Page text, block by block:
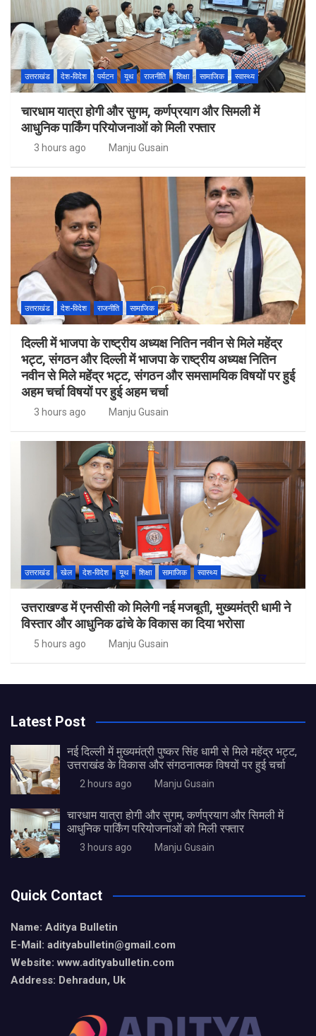
उत्तराखंड देश-विदेश पर्यटन यूथ राजनीति शिक्षा सामाजिक स्वास्थ्य
चारधाम यात्रा होगी और सुगम, कर्णप्रयाग और सिमली में
आधुनिक पार्किंग परियोजनाओं को मिली रफ्तार
3 hours ago Manju Gusain
उत्तराखंड देश-विदेश राजनीति सामाजिक
दिल्ली में भाजपा के राष्ट्रीय अध्यक्ष नितिन नवीन से मिले महेंद्र
भट्ट, संगठन और दिल्ली में भाजपा के राष्ट्रीय अध्यक्ष नितिन
नवीन से मिले महेंद्र भट्ट, संगठन और समसामयिक विषयों पर हुई
अहम चर्चा विषयों पर हुई अहम चर्चा
3 hours ago Manju Gusain
उत्तराखंड खेल देश-विदेश यूथ शिक्षा सामाजिक स्वास्थ्य
उत्तराखण्ड में एनसीसी को मिलेगी नई मजबूती, मुख्यमंत्री धामी ने
विस्तार और आधुनिक ढांचे के विकास का दिया भरोसा
5 hours ago Manju Gusain
Latest Post
नई दिल्ली में मुख्यमंत्री पुष्कर सिंह धामी से मिले महेंद्र भट्ट,
उत्तराखंड के विकास और संगठनात्मक विषयों पर हुई चर्चा
2 hours ago Manju Gusain
चारधाम यात्रा होगी और सुगम, कर्णप्रयाग और सिमली में
आधुनिक पार्किंग परियोजनाओं को मिली रफ्तार
3 hours ago Manju Gusain
Quick Contact
Name: Aditya Bulletin
E-Mail: adityabulletin@gmail.com
Website: www.adityabulletin.com
Address: Dehradun, Uk